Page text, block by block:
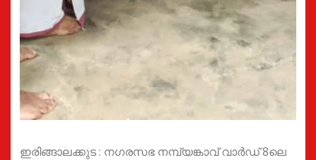
ഇരിങ്ങാലക്കുട : നഗരസഭ നമ്പ്യങ്കാവ് വാർഡ് 8ലെ